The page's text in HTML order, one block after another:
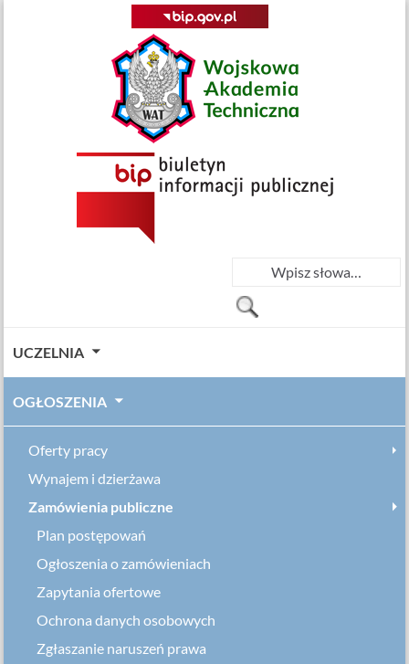
UCZELNIA
OGŁOSZENIA
Oferty pracy
Wynajem i dzierżawa
Zamówienia publiczne
Plan postępowań
Ogłoszenia o zamówieniach
Zapytania ofertowe
Ochrona danych osobowych
Zgłaszanie naruszeń prawa